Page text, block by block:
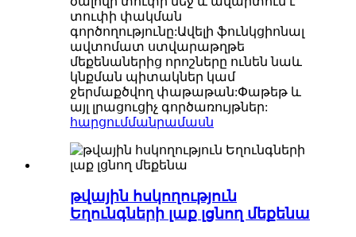
տուփի փակման
գործողությունը:Ավելի ֆունկցիոնալ
ավտոմատ ստվարաթղթե
մեքենաներից որոշները ունեն նաև
կնքման պիտակներ կամ
ջերմաքծվող փաթաթան:Փաթեթ և
այլ լրացուցիչ գործառույթներ:
հարցումմանրամասն
թվային հսկողություն
Եղունգների լաք լցնող մեքենա